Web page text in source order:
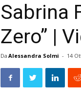
Sabrina
Zero” |
Da Alessandra Solmi - 14